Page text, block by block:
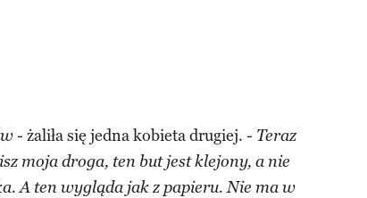
- żaliła się jedna kobieta drugiej. - Teraz
moja droga, ten but jest klejony, a nie
A ten wygląda jak z papieru. Nie ma w